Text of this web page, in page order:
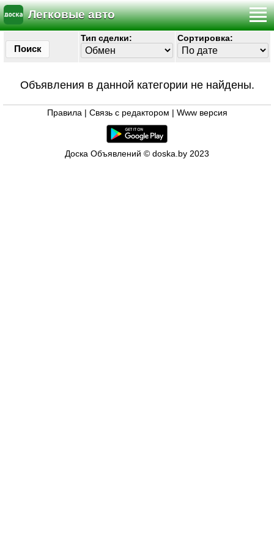
Легковые авто
Поиск
Тип сделки: Сортировка:
Объявления в данной категории не найдены.
Правила Связь с редактором Www версия
Доска Объявлений © doska.by 2023